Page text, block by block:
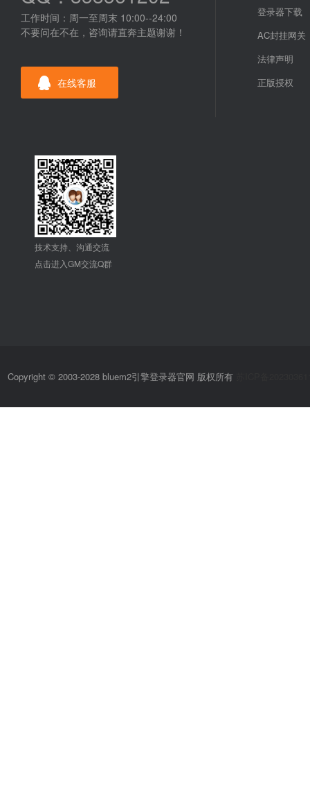
工作时间：周一至周末 10:00--24:00
不要问在不在，咨询请直奔主题谢谢！
在线客服
登录器下载
AC封挂网关
法律声明
正版授权
技术支持、沟通交流
点击进入GM交流Q群
Copyright © 2003-2028 bluem2引擎登录器官网 版权所有